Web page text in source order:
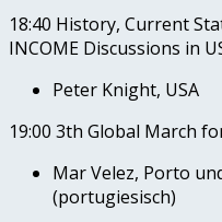
18:40 History, Current
INCOME Discussions in
Peter Knight, USA
19:00 3th Global March
Mar Velez, Porto
(portugiesisch)